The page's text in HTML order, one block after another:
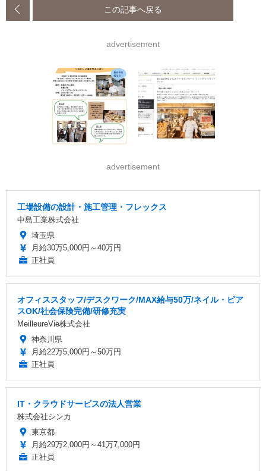
この記事へ戻る
advertisement
advertisement
工場設備の設計・施工管理・フレックス
中島工業株式会社
埼玉県
月給30万5,000円～40万円
正社員
オフィススタッフ/デスクワーク/MAX給与50万/ネイル・ピア
スOK/社会保険完備/研修充実
MeilleureVie株式会社
神奈川県
月給22万5,000円～50万円
正社員
IT・クラウドサービスの法人営業
株式会社シンカ
東京都
月給29万2,000円～41万7,000円
正社員